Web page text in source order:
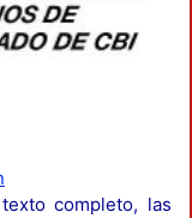
completo, las